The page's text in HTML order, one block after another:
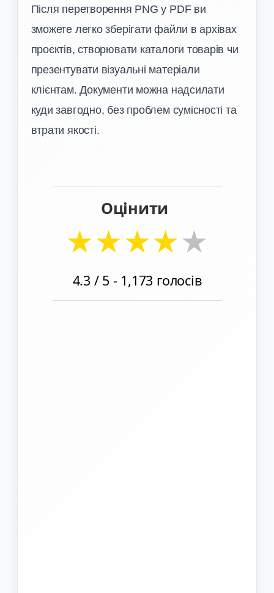
Після перетворення PNG у PDF ви
зможете легко зберігати файли в архівах
проєктів, створювати каталоги товарів чи
презентувати візуальні матеріали
клієнтам. Документи можна надсилати
куди завгодно, без проблем сумісності та
втрати якості.
Оцінити
★★★★★
4.3 / 5 - 1,173 голосів